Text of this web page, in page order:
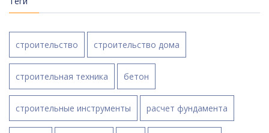
строительство строительство дома
строительная техника бетон
строительные инструменты расчет фундамента